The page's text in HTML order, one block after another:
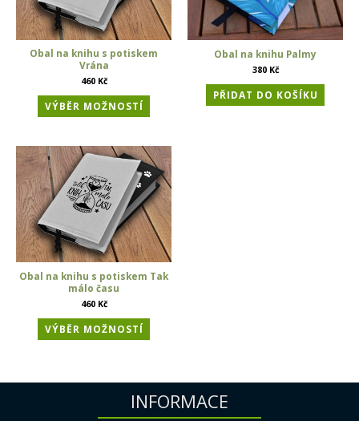
Obal na knihu s potiskem
Vrána
460 Kč
VÝBĚR MOŽNOSTÍ
Obal na knihu Palmy
380 Kč
PŘIDAT DO KOŠÍKU
Obal na knihu s potiskem Tak
málo času
460 Kč
VÝBĚR MOŽNOSTÍ
INFORMACE